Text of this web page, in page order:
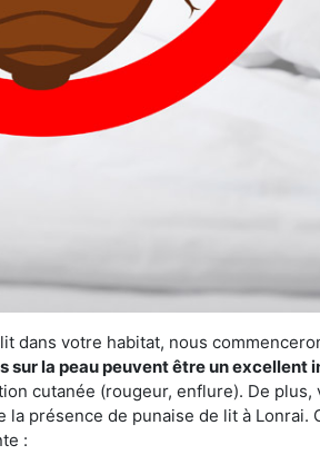
dans votre habitat, nous
sur la peau peuvent être un excellent
cutanée (rougeur, enflure). De
présence de punaise de lit à
: